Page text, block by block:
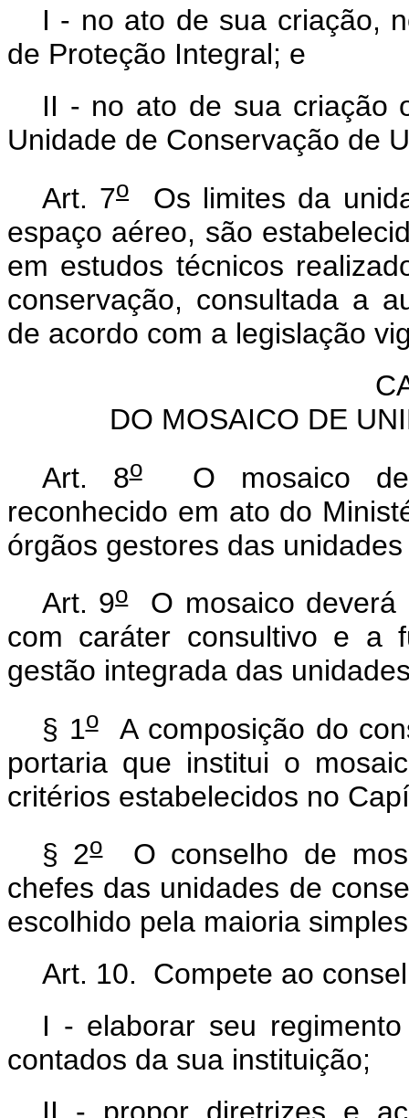
I - no ato de sua criação,
de Proteção Integral; e
II - no ato de sua criação
Unidade de Conservação de
Art. 7o
Os limites da
espaço aéreo, são
em estudos técnicos
conservação, consultada a
de acordo com a legislação
DO MOSAICO DE
Art. 8oO mosaico de
reconhecido em ato do
órgãos gestores das
Art. 9oO mosaico deverá
com caráter consultivo e a
gestão integrada das
§ 1oA composição do
portaria que institui o
critérios estabelecidos no
§ 2oO conselho de
chefes das unidades de
escolhido pela maioria
Art. 10. Compete ao
I - elaborar seu
contados da sua instituição;